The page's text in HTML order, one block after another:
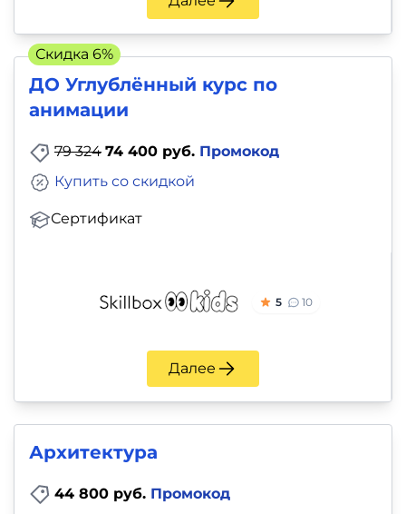
ДО Углублённый курс по
анимации
79 324 74 400 руб. Промокод
Сертификат
Купить со скидкой
5 10
Далее
Скидка 6%
Архитектура
44 800 руб. Промокод